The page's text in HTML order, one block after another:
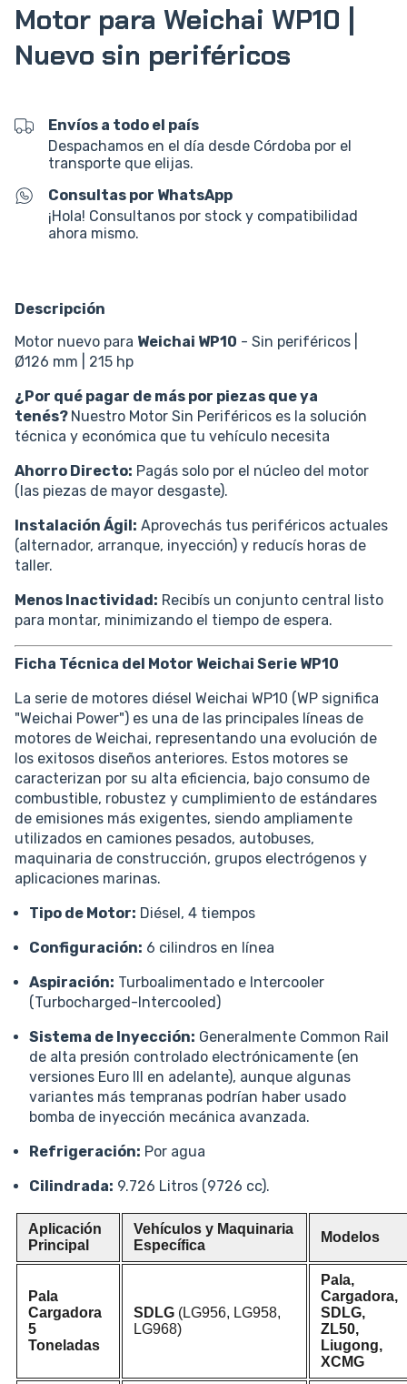
Motor para Weichai WP10 |
Nuevo sin periféricos
Envíos a todo el país
Despachamos en el día desde Córdoba por el
transporte que elijas.
Consultas por WhatsApp
¡Hola! Consultanos por stock y compatibilidad
ahora mismo.
Descripción
Motor nuevo para Weichai WP10 - Sin periféricos |
Ø126 mm | 215 hp
¿Por qué pagar de más por piezas que ya
tenés? Nuestro Motor Sin Periféricos es la solución
técnica y económica que tu vehículo necesita
Ahorro Directo: Pagás solo por el núcleo del motor
(las piezas de mayor desgaste).
Instalación Ágil: Aprovechás tus periféricos actuales
(alternador, arranque, inyección) y reducís horas de
taller.
Menos Inactividad: Recibís un conjunto central listo
para montar, minimizando el tiempo de espera.
Ficha Técnica del Motor Weichai Serie WP10
La serie de motores diésel Weichai WP10 (WP significa
"Weichai Power") es una de las principales líneas de
motores de Weichai, representando una evolución de
los exitosos diseños anteriores. Estos motores se
caracterizan por su alta eficiencia, bajo consumo de
combustible, robustez y cumplimiento de estándares
de emisiones más exigentes, siendo ampliamente
utilizados en camiones pesados, autobuses,
maquinaria de construcción, grupos electrógenos y
aplicaciones marinas.
Tipo de Motor: Diésel, 4 tiempos
Configuración: 6 cilindros en línea
Aspiración: Turboalimentado e Intercooler
(Turbocharged-Intercooled)
Sistema de Inyección: Generalmente Common Rail
de alta presión controlado electrónicamente (en
versiones Euro III en adelante), aunque algunas
variantes más tempranas podrían haber usado
bomba de inyección mecánica avanzada.
Refrigeración: Por agua
Cilindrada: 9.726 Litros (9726 cc).
Aplicación
Principal
Vehículos y Maquinaria
Específica
Modelos
Pala
Cargadora
5
Toneladas
SDLG (LG956, LG958,
LG968)
Pala,
Cargadora,
SDLG,
ZL50,
Liugong,
XCMG